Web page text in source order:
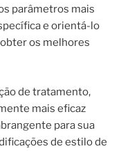
parâmetros mais
e orientá-lo
os melhores
de tratamento,
mais eficaz
para sua
de estilo de